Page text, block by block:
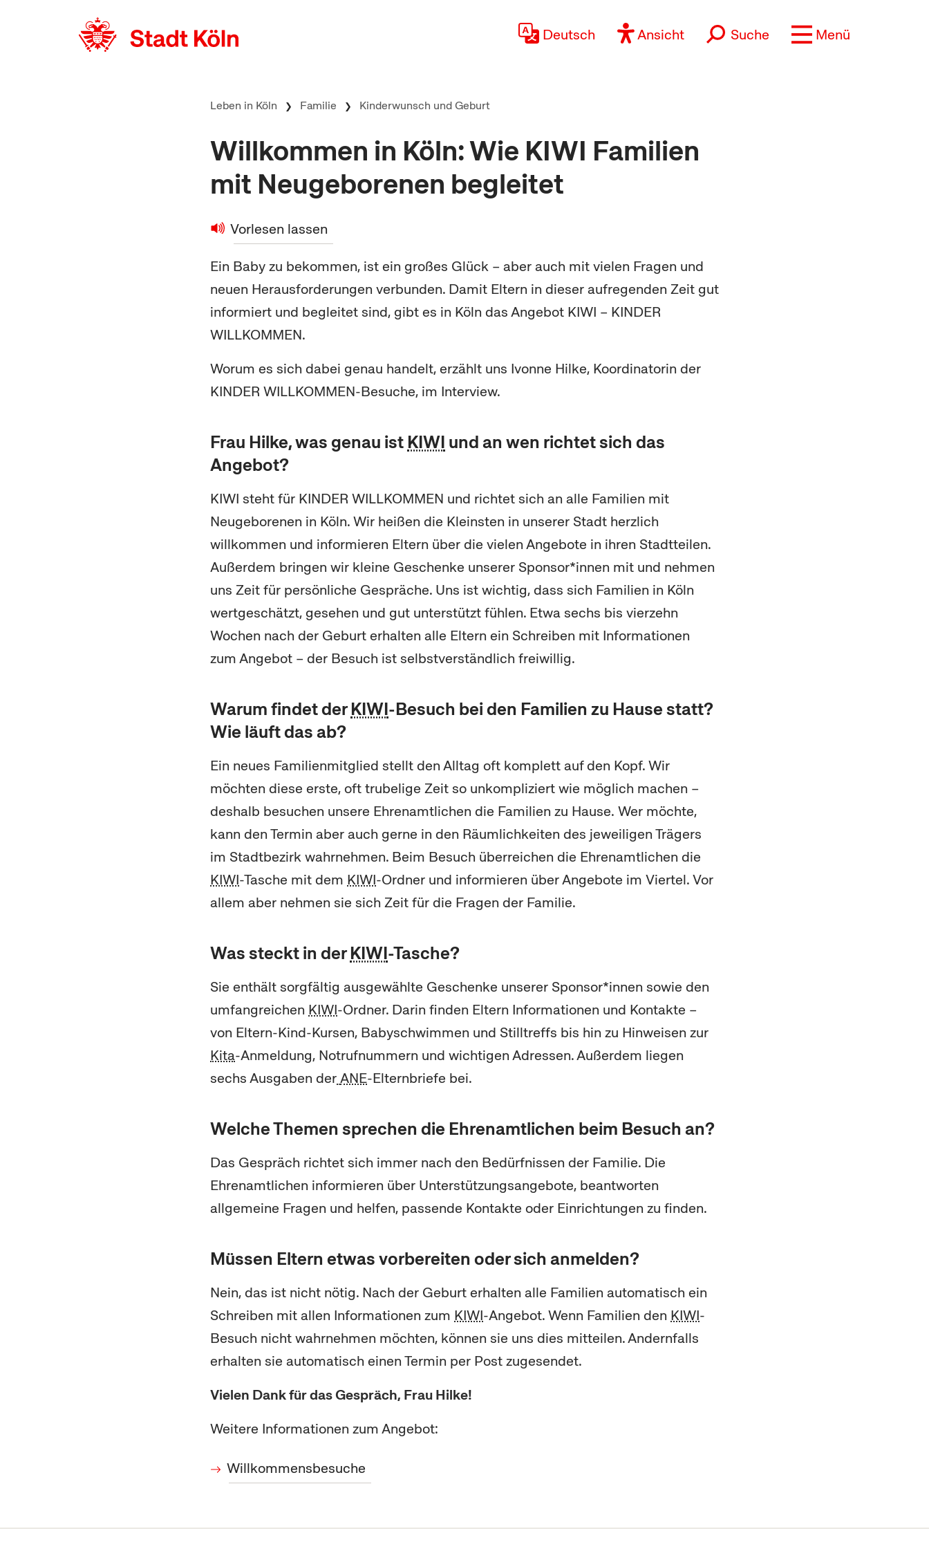
Deutsch
Ansicht Suche Menü
Leben in Köln Familie Kinderwunsch und Geburt
Willkommen in Köln: Wie KIWI Familien
mit Neugeborenen begleitet
Vorlesen lassen
Ein Babyzu bekommen, ist ein großes Glück – aber auch mit vielen Fragen und
neuen Herausforderungen verbunden. Damit Eltern in dieser aufregenden Zeit gut
informiert und begleitet sind, gibt es in Köln das Angebot KIWI – KINDER
WILLKOMMEN.
Worum es sich dabei genau handelt, erzählt uns Ivonne Hilke, Koordinatorin der
KINDER WILLKOMMEN-Besuche, im Interview.
Frau Hilke, was genau ist KIWI und an wen richtet sich das
Angebot?
KIWI steht für KINDER WILLKOMMEN und richtet sich an alle Familien mit
Neugeborenen in Köln. Wir heißen die Kleinsten in unserer Stadt herzlich
willkommen und informieren Eltern über die vielen Angebote in ihren Stadtteilen.
Außerdem bringen wir kleine Geschenke unserer Sponsor*innen mit und nehmen
uns Zeit für persönliche Gespräche. Uns ist wichtig, dass sich Familien in Köln
wertgeschätzt, gesehen und gut unterstützt fühlen. Etwa sechs bis vierzehn
Wochen nach der Geburt erhalten alle Eltern ein Schreiben mit Informationen
zum Angebot – der Besuch ist selbstverständlich freiwillig.
Warum findet derKIWI-Besuch bei den Familien zu Hause statt?
Wie läuft das ab?
Ein neues Familienmitglied stellt den Alltag oft komplett auf den Kopf. Wir
möchten diese erste, oft trubelige Zeit so unkompliziert wie möglich machen –
deshalb besuchen unsere Ehrenamtlichen die Familien zu Hause. Wer möchte,
kann den Termin aber auch gerne in den Räumlichkeiten des jeweiligen Trägers
im Stadtbezirk wahrnehmen. Beim Besuch überreichen die Ehrenamtlichen die
KIWI-Tasche mit dem KIWI-Ordner und informieren über Angebote im Viertel. Vor
allem aber nehmen sie sich Zeit für die Fragen der Familie.
Was steckt in derKIWI-Tasche?
Sie enthält sorgfältig ausgewählte Geschenke unserer Sponsor*innen sowie den
umfangreichen KIWI-Ordner. Darin finden Eltern Informationen und Kontakte –
von Eltern-Kind-Kursen, Babyschwimmen und Stilltreffs bis hin zu Hinweisen zur
Kita-Anmeldung, Notrufnummern und wichtigen Adressen. Außerdem liegen
sechs Ausgaben derANE-Elternbriefe bei.
Welche Themen sprechen die Ehrenamtlichen beim Besuch an?
Das Gespräch richtet sich immer nach den Bedürfnissen der Familie. Die
Ehrenamtlichen informieren über Unterstützungsangebote, beantworten
allgemeine Fragen und helfen, passende Kontakte oder Einrichtungen zu finden.
Müssen Eltern etwas vorbereiten oder sich anmelden?
Nein, das ist nicht nötig. Nach der Geburt erhalten alle Familien automatisch ein
Schreiben mit allen Informationen zum KIWI-Angebot. Wenn Familien den KIWI-
Besuch nicht wahrnehmen möchten, können sie uns dies mitteilen. Andernfalls
erhalten sie automatisch einen Termin per Post zugesendet.
Vielen Dank für das Gespräch, Frau Hilke!
Weitere Informationen zum Angebot:
Willkommensbesuche